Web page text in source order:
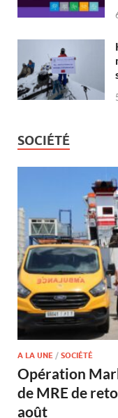
SOCIÉTÉ
A LA UNE / SOCIÉTÉ
Opération
de MRE de
août